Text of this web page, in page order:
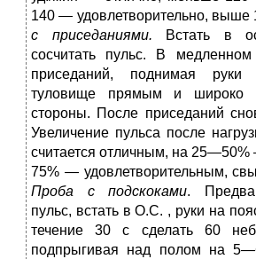
140 — удовлетворительно, выше
с приседаниями. Встать в
сосчитать пульс. В
приседаний, поднимая руки
туловище прямым и широко
стороны. После приседаний
Увеличение пульса после
считается отличным, на
75% — удовлетворительным,
Проба с подскоками.
пульс, встать в О.С. , руки на
течение 30 с сделать 60
подпрыгивая над полом на